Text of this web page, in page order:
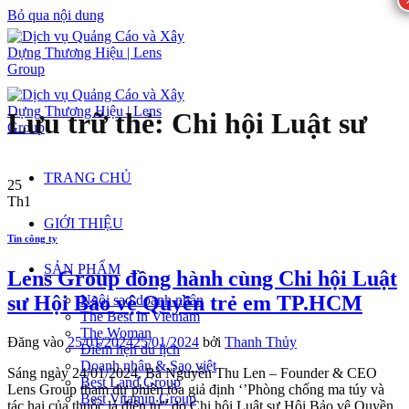
Bỏ qua nội dung
TRANG CHỦ
GIỚI THIỆU
SẢN PHẨM
Ngôi sao doanh nhân
The Best In Vietnam
The Woman
Điểm hẹn du lịch
Doanh nhân & Sao việt
Best Land Group
Best Vitamin Group
Lưu trữ thẻ: Chi hội Luật sư
25
Th1
Tin công ty
Lens Group đồng hành cùng Chi hội Luật
sư Hội Bảo vệ Quyền trẻ em TP.HCM
Đăng vào25/01/202425/01/2024 bởi Thanh Thủy
Sáng ngày 24/01/2024, Bà Nguyễn Thu Len – Founder & CEO
Lens Group tham dự phiên tòa giả định ‘’Phòng chống ma túy và
tác hại của thuốc lá điện tử” do Chi hội Luật sư Hội Bảo vệ Quyền